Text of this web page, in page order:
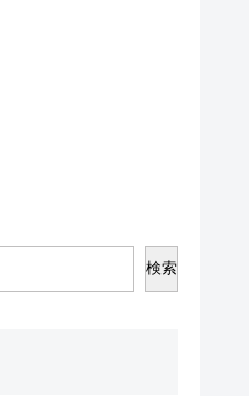
検索